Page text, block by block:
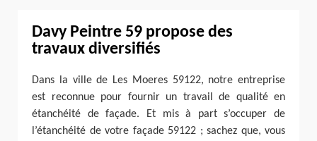
Davy Peintre 59 propose des
travaux diversifiés
Dans la ville de Les Moeres 59122, notre entreprise
est reconnue pour fournir un travail de qualité en
étanchéité de façade. Et mis à part s’occuper de
l’étanchéité de votre façade 59122 ; sachez que, vous